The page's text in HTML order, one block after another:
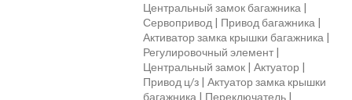
Центральный замок багажника |
Сервопривод | Привод багажника |
Активатор замка крышки багажника |
Регулировочный элемент |
Центральный замок | Актуатор |
Привод ц/з | Актуатор замка крышки
багажника | Переключатель |